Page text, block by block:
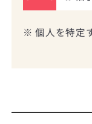
※ 個人を特定